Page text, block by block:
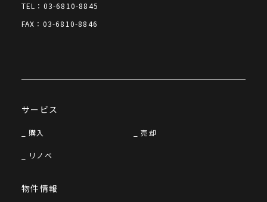
サービス
購入 売却
リノベ
物件情報
TEL：03-6810-8845
FAX：03-6810-8846